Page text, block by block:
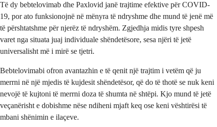
Të dy bebtelovimab dhe Paxlovid janë trajtime efektive për COVID-
19, por ato funksionojnë në mënyra të ndryshme dhe mund të jenë më
të përshtatshme për njerëz të ndryshëm. Zgjedhja midis tyre shpesh
varet nga situata juaj individuale shëndetësore, sesa njëri të jetë
universalisht më i mirë se tjetri.
Bebtelovimabi ofron avantazhin e të qenit një trajtim i vetëm që ju
merrni në një mjedis të kujdesit shëndetësor, që do të thotë se nuk keni
nevojë të kujtoni të merrni doza të shumta në shtëpi. Kjo mund të jetë
veçanërisht e dobishme nëse ndiheni mjaft keq ose keni vështirësi të
mbani shënimin e ilaçeve.